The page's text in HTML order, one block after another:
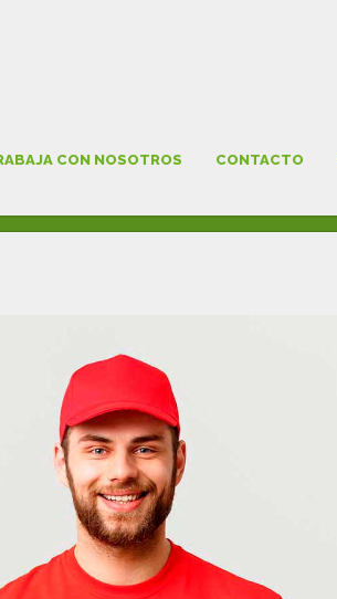
CON NOSOTROS CONTACTO